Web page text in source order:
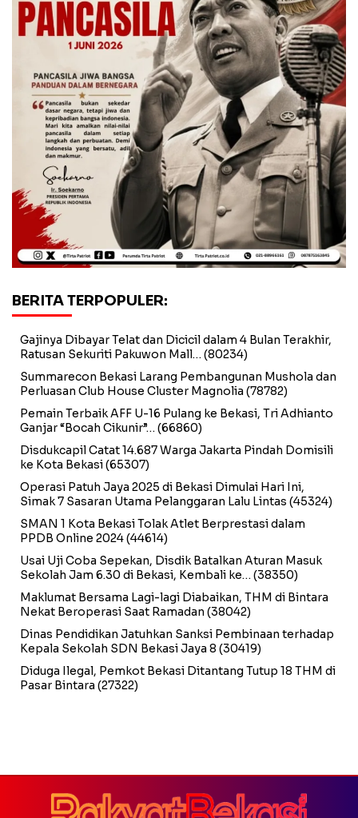
BERITA TERPOPULER:
Gajinya Dibayar Telat dan Dicicil dalam 4 Bulan Terakhir,
Ratusan Sekuriti Pakuwon Mall… (80234)
Summarecon Bekasi Larang Pembangunan Mushola dan
Perluasan Club House Cluster Magnolia (78782)
Pemain Terbaik AFF U-16 Pulang ke Bekasi, Tri Adhianto
Ganjar “Bocah Cikunir”… (66860)
Disdukcapil Catat 14.687 Warga Jakarta Pindah Domisili
ke Kota Bekasi(65307)
Operasi Patuh Jaya 2025 di Bekasi Dimulai Hari Ini,
Simak 7 Sasaran Utama Pelanggaran Lalu Lintas (45324)
SMAN 1 Kota Bekasi Tolak Atlet Berprestasi dalam
PPDB Online 2024(44614)
Usai Uji Coba Sepekan, Disdik Batalkan Aturan Masuk
Sekolah Jam 6.30 di Bekasi, Kembali ke… (38350)
Maklumat Bersama Lagi-lagi Diabaikan, THM di Bintara
Nekat Beroperasi Saat Ramadan (38042)
Dinas Pendidikan Jatuhkan Sanksi Pembinaan terhadap
Kepala Sekolah SDN Bekasi Jaya 8 (30419)
Diduga Ilegal, Pemkot Bekasi Ditantang Tutup 18 THM di
Pasar Bintara (27322)